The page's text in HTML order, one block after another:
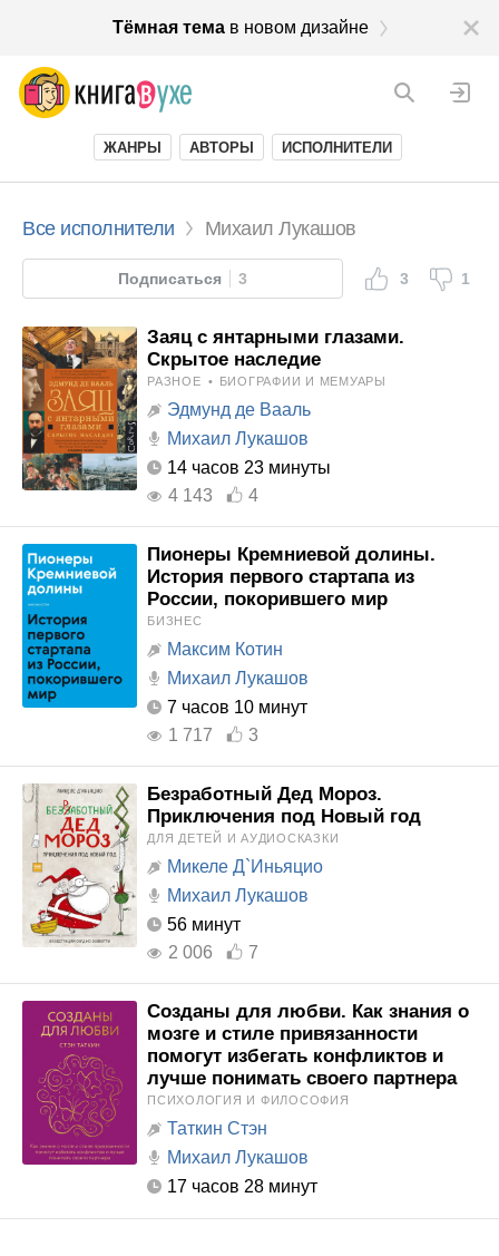
Тёмная темав новом дизайне
ЖАНРЫ АВТОРЫ ИСПОЛНИТЕЛИ
Все исполнители Михаил Лукашов
Подписаться 3 3 1
Заяц с янтарными глазами.
Скрытое наследие
РАЗНОЕ • БИОГРАФИИ И МЕМУАРЫ
Эдмунд де Вааль
Михаил Лукашов
14 часов 23 минуты
4 143
4
Пионеры Кремниевой долины.
История первого стартапа из
России, покорившего мир
БИЗНЕС
Максим Котин
Михаил Лукашов
7 часов 10 минут
1 717
3
Безработный Дед Мороз.
Приключения под Новый год
ДЛЯ ДЕТЕЙ И АУДИОСКАЗКИ
Микеле Д`Иньяцио
Михаил Лукашов
56 минут
2 006
7
Созданы для любви. Как знания о
мозге и стиле привязанности
помогут избегать конфликтов и
лучше понимать своего партнера
ПСИХОЛОГИЯ И ФИЛОСОФИЯ
Таткин Стэн
Михаил Лукашов
17 часов 28 минут